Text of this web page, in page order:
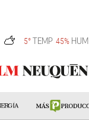
5° TEMP 45% HUM